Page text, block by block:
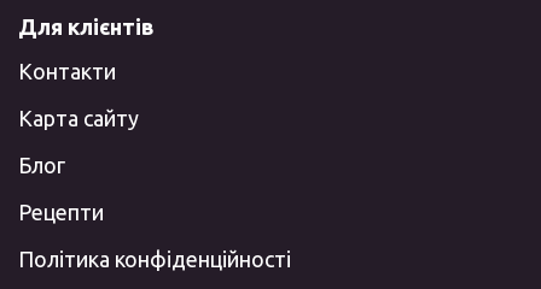
Для клієнтів
Контакти
Карта сайту
Блог
Рецепти
Політика конфіденційності